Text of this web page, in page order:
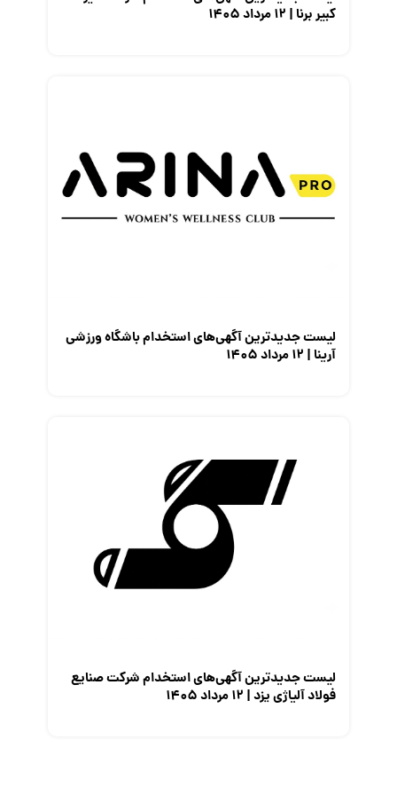
کبیر برنا | ۱۲ مرداد ۱۴۰۵
لیست جدیدترین آگهی‌های استخدام باشگاه ورزشی
آرینا | ۱۲ مرداد ۱۴۰۵
لیست جدیدترین آگهی‌های استخدام شرکت صنایع
فولاد آلیاژی یزد | ۱۲ مرداد ۱۴۰۵